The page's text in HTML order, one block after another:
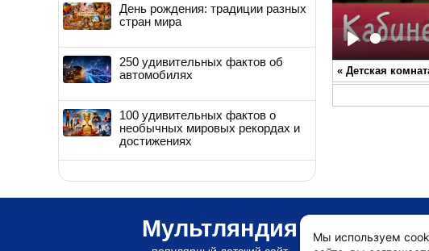
Play
« Детская
День рождения: традиции разных
стран мира
250 удивительных фактов об
автомобилях
100 удивительных фактов о
необычных мировых рекордах и
достижениях
Мультляндия
Мы используем